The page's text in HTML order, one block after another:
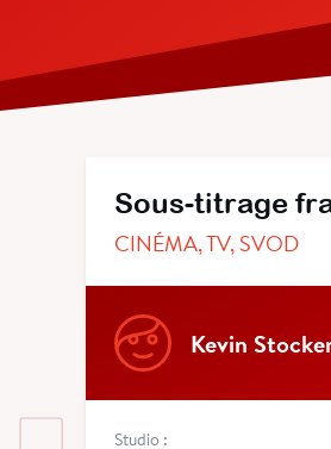
Sous-titrage
CINÉMA, TV, SVOD
Kevin
Studio :